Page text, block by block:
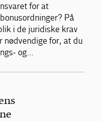
for at
På
i de juridiske krav
for, at du
og…